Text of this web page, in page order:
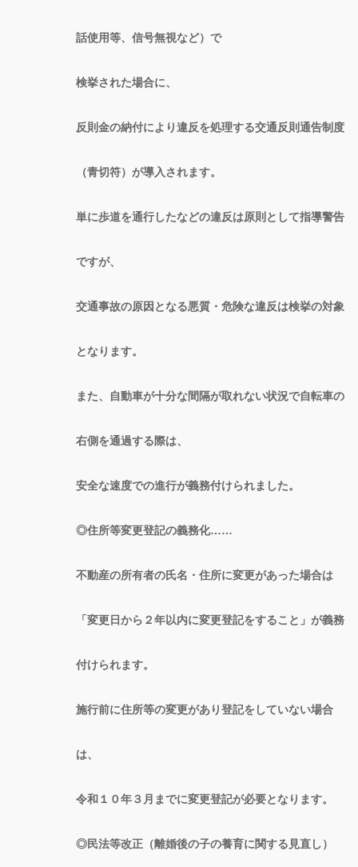
話使用等、信号無視など）で
検挙された場合に、
反則金の納付により違反を処理する交通反則通告制度
（青切符）が導入されます。
単に歩道を通行したなどの違反は原則として指導警告
ですが、
交通事故の原因となる悪質・危険な違反は検挙の対象
となります。
また、自動車が十分な間隔が取れない状況で自転車の
右側を通過する際は、
安全な速度での進行が義務付けられました。
◎住所等変更登記の義務化……
不動産の所有者の氏名・住所に変更があった場合は
「変更日から２年以内に変更登記をすること」が義務
付けられます。
施行前に住所等の変更があり登記をしていない場合
は、
令和１０年３月までに変更登記が必要となります。
◎民法等改正（離婚後の子の養育に関する見直し）